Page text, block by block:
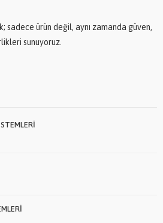
ürün değil, aynı zamanda güven,
sunuyoruz.